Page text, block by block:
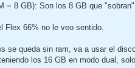
= 8 GB): Son los 8 GB que
Flex 66% no le veo sentido.
se queda sin ram, va a usar el
los 16 GB en modo dual,